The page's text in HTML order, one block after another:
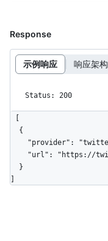
Response
示例响应 响应架构
Status: 200